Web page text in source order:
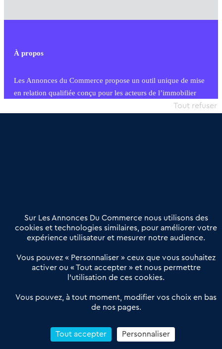
À propos
Les Annonces du Commerce propose un outil unique de mise
en relation qualifiée conçu pour les acteurs de l’immobilier
commercial et les collectivités territoriales, simple et intégrant
Offres Pro
Actualités
Qui sommes nous ?
Derniers articles
Réseau 3C : un partenaire national dédié aux transactions
Petitscommerces : Un partenariat au service du commerce de
proximité et des territoires
Reprendre un Restaurant Rapide
Sur Les Annonces Du Commerce nous utilisons des
cookies et technologies similaires, pour améliorer votre
expérience utilisateur et mesurer notre audience.
Vous pouvez « Personnaliser » ceux que vous souhaitez
activer ou « Tout accepter » et nous permettre
l’utilisation de ces cookies.
Vous pouvez, à tout moment, modifier vos choix en bas
de nos pages.
Tout accepter
Tout refuser
Personnaliser